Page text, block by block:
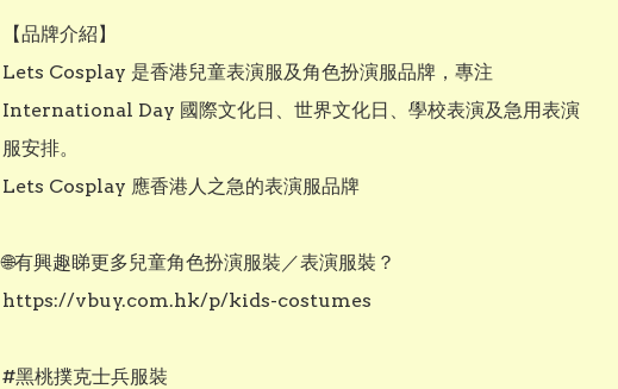
【品牌介紹】
Lets Cosplay 是香港兒童表演服及角色扮演服品牌，專注
International Day 國際文化日、世界文化日、學校表演及急用表演
服安排。
Lets Cosplay 應香港人之急的表演服品牌
🌐有興趣睇更多兒童角色扮演服裝／表演服裝？
https://vbuy.com.hk/p/kids-costumes
#黑桃撲克士兵服裝